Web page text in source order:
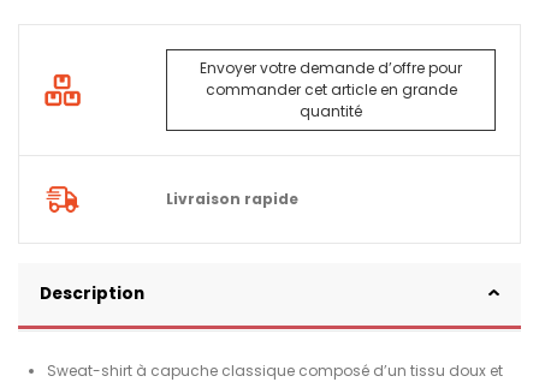
Envoyer votre demande d’offre pour
commander cet article en grande
quantité
Livraison rapide
Description
Sweat-shirt à capuche classique composé d’un tissu doux et